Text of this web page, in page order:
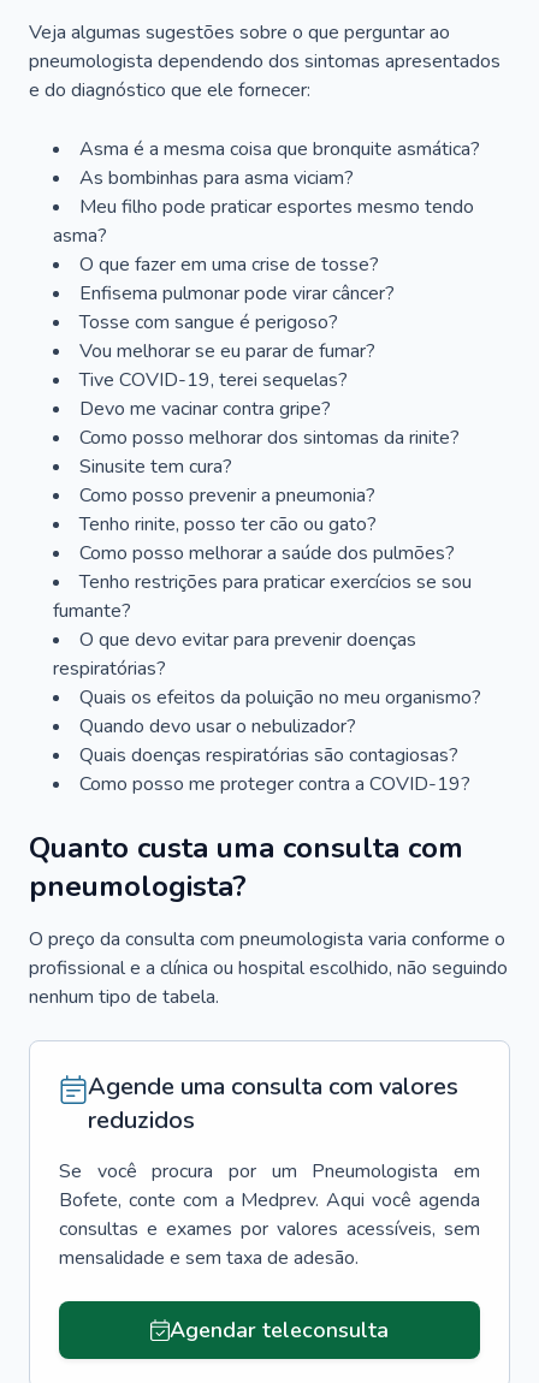
Veja algumas sugestões sobre o que perguntar ao
pneumologista dependendo dos sintomas apresentados
e do diagnóstico que ele fornecer:
Asma é a mesma coisa que bronquite asmática?
As bombinhas para asma viciam?
Meu filho pode praticar esportes mesmo tendo
asma?
O que fazer em uma crise de tosse?
Enfisema pulmonar pode virar câncer?
Tosse com sangue é perigoso?
Vou melhorar se eu parar de fumar?
Tive COVID-19, terei sequelas?
Devo me vacinar contra gripe?
Como posso melhorar dos sintomas da rinite?
Sinusite tem cura?
Como posso prevenir a pneumonia?
Tenho rinite, posso ter cão ou gato?
Como posso melhorar a saúde dos pulmões?
Tenho restrições para praticar exercícios se sou
fumante?
O que devo evitar para prevenir doenças
respiratórias?
Quais os efeitos da poluição no meu organismo?
Quando devo usar o nebulizador?
Quais doenças respiratórias são contagiosas?
Como posso me proteger contra a COVID-19?
Quanto custa uma consulta com
pneumologista?
O preço da consulta com pneumologista varia conforme o
profissional e a clínica ou hospital escolhido, não seguindo
nenhum tipo de tabela.
Agende uma consulta com valores
reduzidos
Se você procura por um Pneumologista
em
Bofete, conte com a Medprev. Aqui você agenda
consultas e exames por valores acessíveis, sem
mensalidade e sem taxa de adesão.
Agendar teleconsulta